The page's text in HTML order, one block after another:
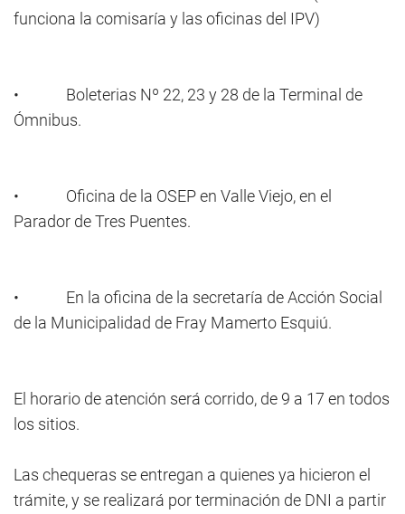
funciona la comisaría y las oficinas del IPV)
• Boleterias Nº 22, 23 y 28 de la Terminal de
Ómnibus.
• Oficina de la OSEP en Valle Viejo, en el
Parador de Tres Puentes.
• En la oficina de la secretaría de Acción Social
de la Municipalidad de Fray Mamerto Esquiú.
El horario de atención será corrido, de 9 a 17 en todos
los sitios.
Las chequeras se entregan a quienes ya hicieron el
trámite, y se realizará por terminación de DNI a partir